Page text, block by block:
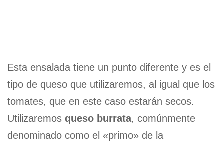
Esta ensalada tiene un punto diferente y es el
tipo de queso que utilizaremos, al igual que los
tomates, que en este caso estarán secos.
Utilizaremos queso burrata, comúnmente
denominado como el «primo» de la